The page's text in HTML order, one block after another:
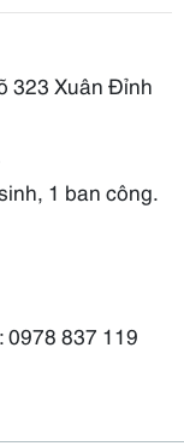
323 Xuân Đỉnh
1 ban công.
0978 837 119